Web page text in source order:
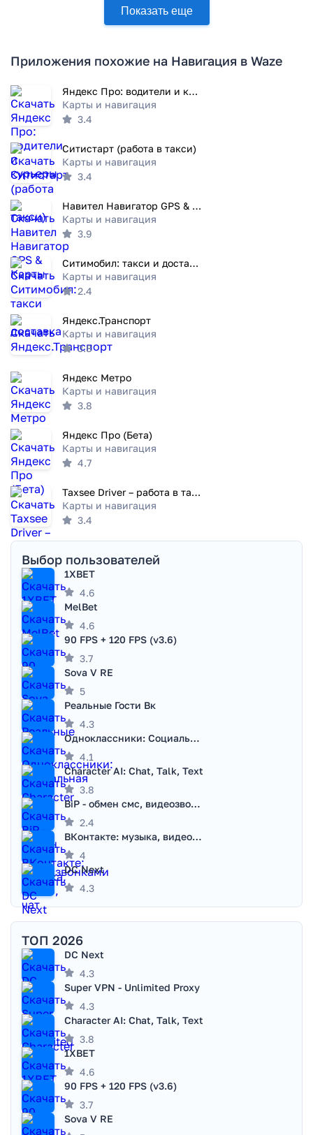
Показать еще
Приложения похожие на Навигация в Waze
Яндекс Про: водители и курьеры
Карты и навигация
3.4
Ситистарт (работа в такси)
Карты и навигация
3.4
Навител Навигатор GPS & Карты
Карты и навигация
3.9
Ситимобил: такси и доставка
Карты и навигация
2.4
Яндекс.Транспорт
Карты и навигация
3.8
Яндекс Метро
Карты и навигация
3.8
Яндекс Про (Бета)
Карты и навигация
4.7
Taxsee Driver – работа в такси
Карты и навигация
3.4
Выбор пользователей
1XBET
4.6
MelBet
4.6
90 FPS + 120 FPS (v3.6)
3.7
Sova V RE
5
Реальные Гости Вк
4.3
Одноклассники: Социальная сеть
4.1
Character AI: Chat, Talk, Text
3.8
BiP - обмен смс, видеозвонками
2.4
ВКонтакте: музыка, видео, чат
4
DC Next
4.3
ТОП 2026
DC Next
4.3
Super VPN - Unlimited Proxy
4.3
Character AI: Chat, Talk, Text
3.8
1XBET
4.6
90 FPS + 120 FPS (v3.6)
3.7
Sova V RE